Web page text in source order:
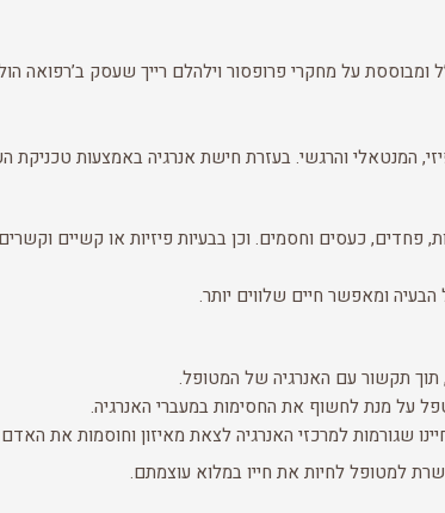
ז”ל ומבוססת על מחקרי פרופסור וילהלם רייך שעסק
המנטאלי והרגשי. בעזרת חישת אנרגיה באמצעות טכניקת
פחדים, כעסים וחסמים. וכן בבעיות פיזיות או קשיים
ומאפשר חיים שלווים יותר.
תקשור עם האנרגיה של המטופל.
על מנת לחשוף את החסימות במעברי האנרגיה.
שגורמות למרכזי האנרגיה לצאת מאיזון וחוסמות את
למטופל לחיות את חייו במלוא עוצמתם.